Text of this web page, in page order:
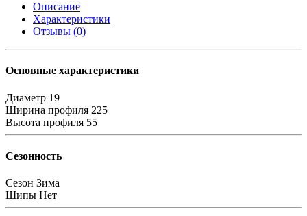
Описание
Характеристики
Отзывы (0)
Основные характеристики
Диаметр 19
Ширина профиля 225
Высота профиля 55
Сезонность
Сезон Зима
Шипы Нет